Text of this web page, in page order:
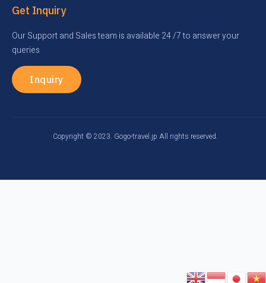
Get Inquiry
Our Support and Sales team is available 24 /7 to answer your
queries
Inquiry
Copyright © 2023. Gogo-travel.jp All rights reserved.